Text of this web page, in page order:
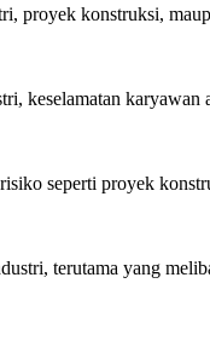
konstruksi,
karyawan
seperti proyek
terutama yang